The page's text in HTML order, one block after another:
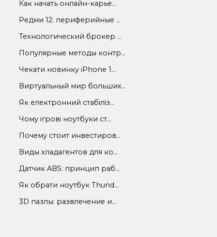
Как начать онлайн-карье...
Редми 12: периферийные ...
Технологический брокер ...
Популярные методы контр...
Чекати новинку iPhone 1...
Виртуальный мир больших...
Як електронний стабіліз...
Чому ігрові ноутбуки ст...
Почему стоит инвестиров...
Виды хладагентов для ко...
Датчик ABS: принцип раб...
Як обрати ноутбук Thund...
3D пазлы: развлечение и...